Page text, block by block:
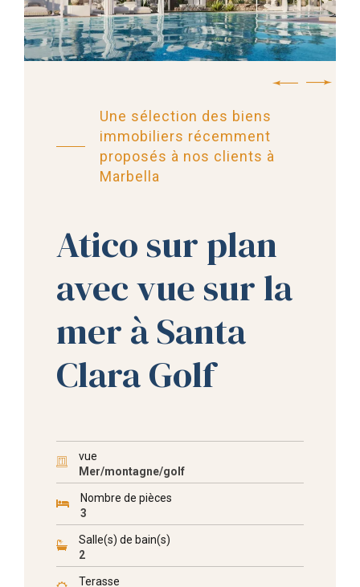
Une sélection des biens
immobiliers récemment
proposés à nos clients à
Marbella
Atico sur plan
avec vue sur la
mer à Santa
Clara Golf
vue
Mer/montagne/golf
Nombre de pièces
3
Salle(s) de bain(s)
2
Terasse